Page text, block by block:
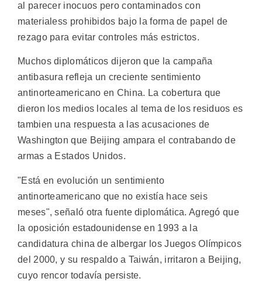
al parecer inocuos pero contaminados con
materialess prohibidos bajo la forma de papel de
rezago para evitar controles más estrictos.
Muchos diplomáticos dijeron que la campaña
antibasura refleja un creciente sentimiento
antinorteamericano en China. La cobertura que
dieron los medios locales al tema de los residuos es
tambien una respuesta a las acusaciones de
Washington que Beijing ampara el contrabando de
armas a Estados Unidos.
"Está en evolución un sentimiento
antinorteamericano que no existía hace seis
meses", señaló otra fuente diplomática. Agregó que
la oposición estadounidense en 1993 a la
candidatura china de albergar los Juegos Olímpicos
del 2000, y su respaldo a Taiwán, irritaron a Beijing,
cuyo rencor todavía persiste.